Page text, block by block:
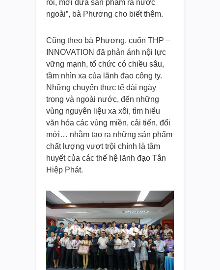
rồi, mới đưa sản phẩm ra nước
ngoài”, bà Phương cho biết thêm.
Cũng theo bà Phương, cuốn THP –
INNOVATION đã phản ánh nội lực
vững mạnh, tổ chức có chiều sâu,
tầm nhìn xa của lãnh đạo công ty.
Những chuyến thực tế dài ngày
trong và ngoài nước, đến những
vùng nguyên liệu xa xôi, tìm hiểu
văn hóa các vùng miền, cải tiến, đổi
mới… nhằm tạo ra những sản phẩm
chất lượng vượt trội chính là tâm
huyết của các thế hệ lãnh đạo Tân
Hiệp Phát.